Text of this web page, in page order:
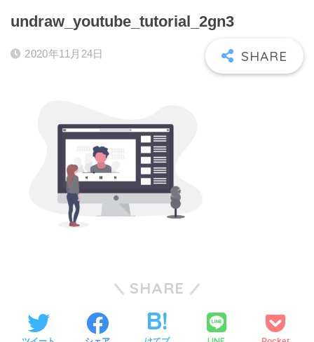
undraw_youtube_tutorial_2gn3
2020年11月24日
SHARE